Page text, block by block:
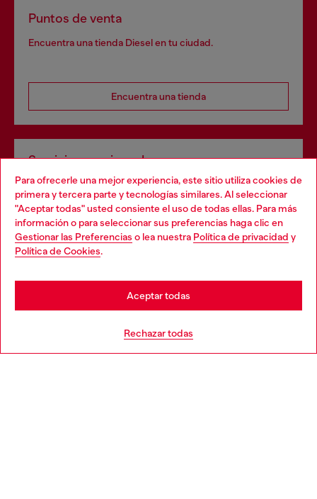
Para ofrecerle una mejor experiencia, este sitio utiliza cookies de
primera y tercera parte y tecnologías similares. Al seleccionar
"Aceptar todas" usted consiente el uso de todas ellas. Para más
información o para seleccionar sus preferencias haga clic en
Gestionar las Preferencias o lea nuestra Política de privacidad y
Política de Cookies.
Rechazar todas
Aceptar todas
Puntos de venta
Encuentra una tienda Diesel en tu ciudad.
Encuentra una tienda
Servicios omnicanal
Descubre todos nuestros servicios, tanto en línea como
en la tienda.
Choose your location
You are currently browsing España website, but it seems you
may be based in United States